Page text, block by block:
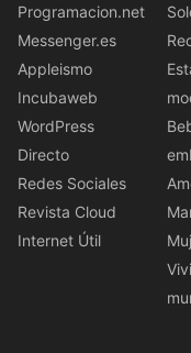
Programacion.net
Messenger.es
Appleismo
Incubaweb
WordPress
Directo
Redes Sociales
Revista Cloud
Internet Útil